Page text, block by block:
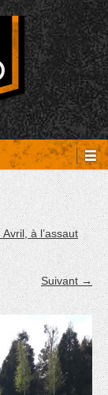
boutique, pièces
Avril, à l’assaut
Suivant →